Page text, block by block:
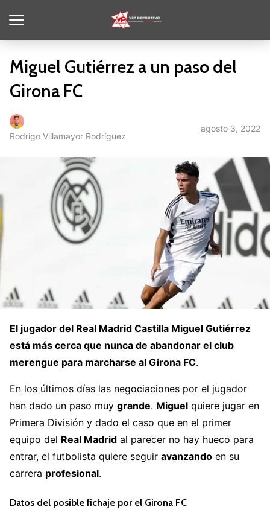
Miguel Gutiérrez a un paso del
Girona FC
Rodrigo Villamayor Rodríguez
agosto 3, 2022
El jugador del Real Madrid Castilla Miguel Gutiérrez
está más cerca que nunca de abandonar el club
merengue para marcharse al Girona FC.
En los últimos días las negociaciones por el jugador
han dado un paso muy grande. Miguel quiere jugar en
Primera División y dado el caso que en el primer
equipo del Real Madrid al parecer no hay hueco para
entrar, el futbolista quiere seguir avanzando en su
carrera profesional.
Datos del posible fichaje por el Girona FC